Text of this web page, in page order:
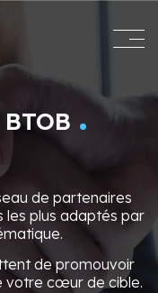
BTOB .
de partenaires
les plus adaptés par
de promouvoir
votre cœur de cible.